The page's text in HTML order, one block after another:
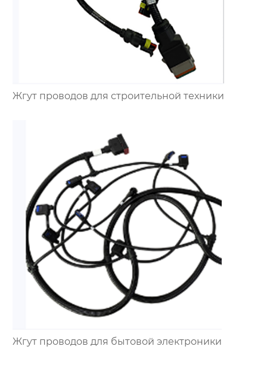
Жгут проводов для строительной техники
Жгут проводов для бытовой электроники